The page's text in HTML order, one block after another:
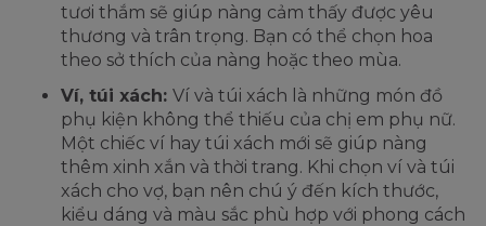
tươi thắm sẽ giúp nàng cảm thấy được yêu
thương và trân trọng. Bạn có thể chọn hoa
theo sở thích của nàng hoặc theo mùa.
Ví, túi xách: Ví và túi xách là những món đồ
phụ kiện không thể thiếu của chị em phụ nữ.
Một chiếc ví hay túi xách mới sẽ giúp nàng
thêm xinh xắn và thời trang. Khi chọn ví và túi
xách cho vợ, bạn nên chú ý đến kích thước,
kiểu dáng và màu sắc phù hợp với phong cách